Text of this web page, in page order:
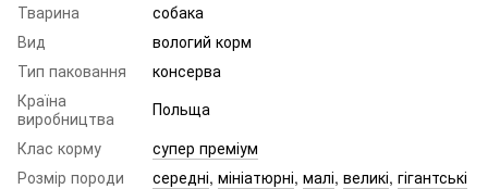
Тварина
собака
Вид
вологий корм
Тип паковання
консерва
Країна
виробництва
Польща
Клас корму
супер преміум
Розмір породи
середні, мініатюрні, малі, великі, гігантські